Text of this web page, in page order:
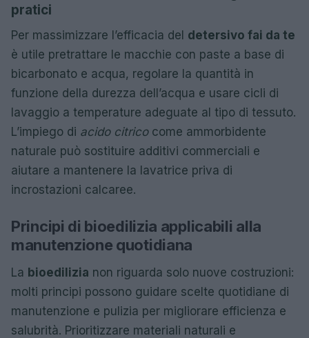
pratici
Per massimizzare l’efficacia del detersivo fai da te
è utile pretrattare le macchie con paste a base di
bicarbonato e acqua, regolare la quantità in
funzione della durezza dell’acqua e usare cicli di
lavaggio a temperature adeguate al tipo di tessuto.
L’impiego di acido citricocome ammorbidente
naturale può sostituire additivi commerciali e
aiutare a mantenere la lavatrice priva di
incrostazioni calcaree.
Principi di bioedilizia applicabili alla
manutenzione quotidiana
La bioedilizia non riguarda solo nuove costruzioni:
molti principi possono guidare scelte quotidiane di
manutenzione e pulizia per migliorare efficienza e
salubrità. Prioritizzare materiali naturali e